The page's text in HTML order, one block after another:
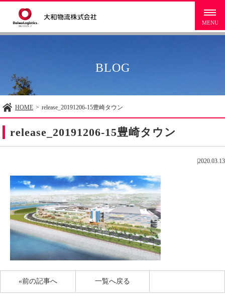
BLOG
HOME > release_20191206-15豊崎タウン
release_20191206-15豊崎タウン
2020.03.13
«前の記事へ 一覧へ戻る